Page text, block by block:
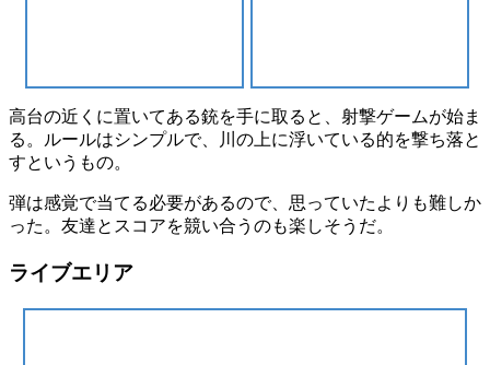
高台の近くに置いてある銃を手に取ると、 射撃ゲームが始ま
る。ルールはシンプルで、川の上に浮いている的を撃ち落と
すというもの。
弾は感覚で当てる必要があるので、思っていたよりも難しか
った。友達と スコアを競い合うのも楽しそうだ。
ライブエリア